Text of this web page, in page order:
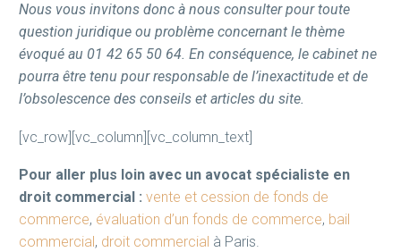
Nous vous invitons donc à nous consulter pour toute
question juridique ou problème concernant le thème
évoqué au 01 42 65 50 64. En conséquence, le cabinet ne
pourra être tenu pour responsable de l’inexactitude et de
l’obsolescence des conseils et articles du site.
[vc_row][vc_column][vc_column_text]
Pour aller plus loin avec un avocat spécialiste en
droit commercial : vente et cession de fonds de
commerce, évaluation d’un fonds de commerce, bail
commercial , droit commercial à Paris.